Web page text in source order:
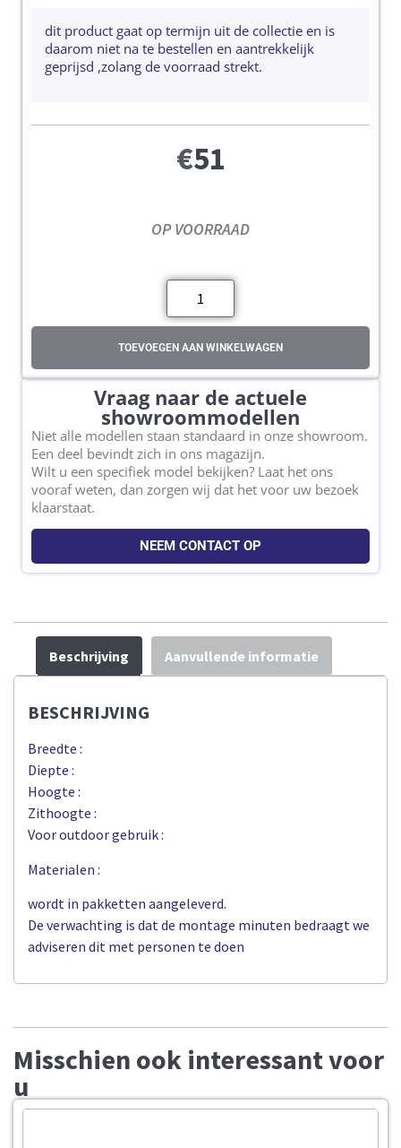
dit product gaat op termijn uit de collectie en is
daarom niet na te bestellen en aantrekkelijk
geprijsd ,zolang de voorraad strekt.
€51
OP VOORRAAD
TOEVOEGEN AAN WINKELWAGEN
Vraag naar de actuele
showroommodellen
Niet alle modellen staan standaard in onze showroom.
Een deel bevindt zich in ons magazijn.
Wilt u een specifiek model bekijken? Laat het ons
vooraf weten, dan zorgen wij dat het voor uw bezoek
klaarstaat.
NEEM CONTACT OP
Beschrijving Aanvullende informatie
BESCHRIJVING
Breedte :
Diepte :
Hoogte :
Zithoogte :
Voor outdoor gebruik :
Materialen :
wordt in pakketten aangeleverd.
De verwachting is dat de montage minuten bedraagt we
adviseren dit met personen te doen
Misschien ook interessant voor
u